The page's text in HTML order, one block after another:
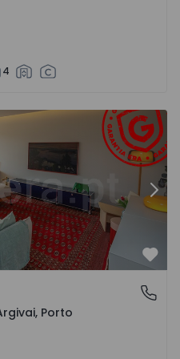
4
Póvoa de Varzim,
Porto
Porto